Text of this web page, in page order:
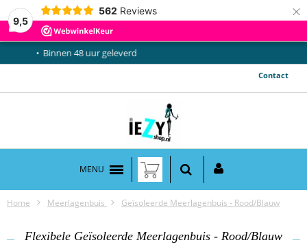
9,5
562 Reviews ×
Binnen 48 uur geleverd
Contact
MENU
Home Meerlagenbuis Geïsoleerde Meerlagenbuis - Rood/Blauw
Flexibele Geïsoleerde Meerlagenbuis - Rood/Blauw